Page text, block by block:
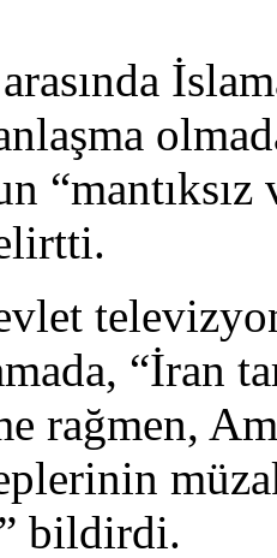
“İran
rağmen,
bildirdi.